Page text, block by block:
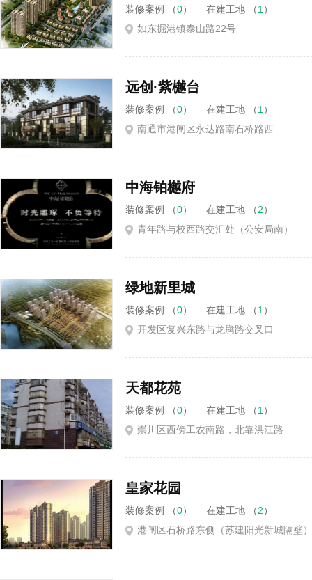
装修案例 （0） 在建工地 （1 ）
如东掘港镇泰山路22号
远创·紫樾台
装修案例 （0） 在建工地 （1 ）
南通市港闸区永达路南石桥路西
中海铂樾府
装修案例 （0） 在建工地 （2）
青年路与校西路交汇处（公安局南）
绿地新里城
装修案例 （0） 在建工地 （1 ）
开发区复兴东路与龙腾路交叉口
天都花苑
装修案例 （0） 在建工地 （1 ）
崇川区西傍工农南路，北靠洪江路
皇家花园
装修案例 （0） 在建工地 （2）
港闸区石桥路东侧（苏建阳光新城隔壁）